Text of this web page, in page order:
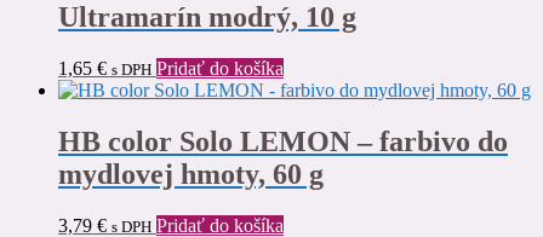
Ultramarín modrý, 10 g
1,65 € s DPH Pridať do košíka
HB color Solo LEMON – farbivo do
mydlovej hmoty, 60 g
3,79 € s DPH Pridať do košíka